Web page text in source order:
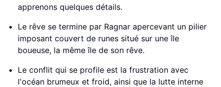
apprenons quelques détails.
Le rêve se termine par Ragnar apercevant un pilier
imposant couvert de runes situé sur une île
boueuse, la même île de son rêve.
Le conflit qui se profile est la frustration avec
l'océan brumeux et froid, ainsi que la lutte interne